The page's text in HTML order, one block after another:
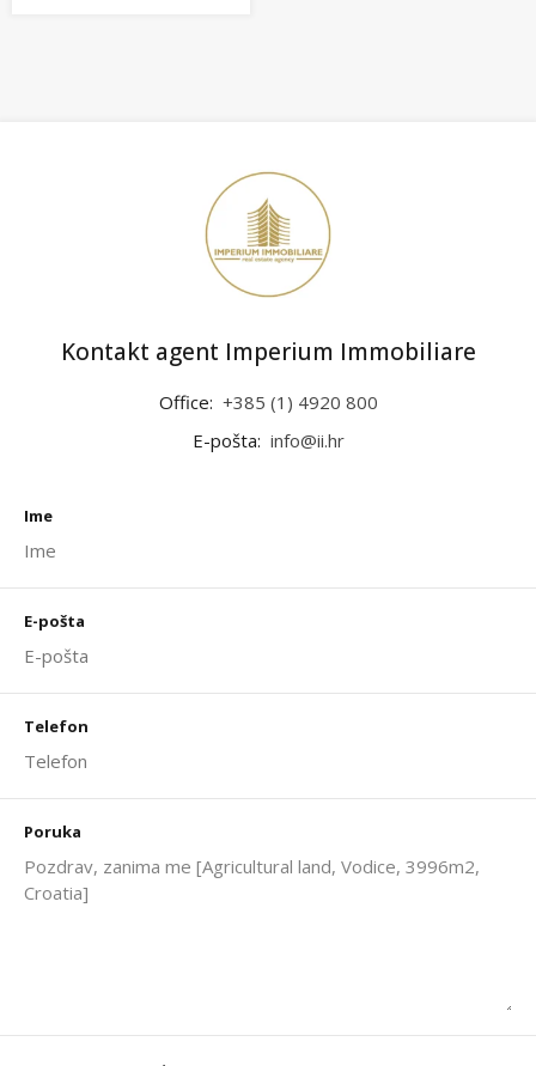
Kontakt agent Imperium Immobiliare
Office: +385 (1) 4920 800
E-pošta: info@ii.hr
Ime
E-pošta
Telefon
Poruka